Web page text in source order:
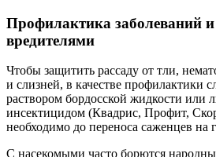
Профилактика заболеваний и
вредителями
Чтобы защитить рассаду от тли,
и слизней, в качестве профилактики
раствором бордосской жидкости или
инсектицидом (Квадрис, Профит,
необходимо до переноса саженцев на
С насекомыми часто борются